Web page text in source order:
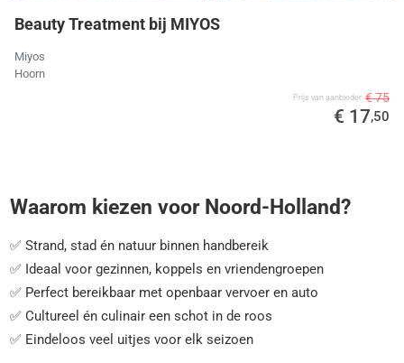
Beauty Treatment bij MIYOS
Miyos
Hoorn
Prijs van aanbieder € 75
€ 17,50
Waarom kiezen voor Noord-Holland?
✅ Strand, stad én natuur binnen handbereik
✅ Ideaal voor gezinnen, koppels en vriendengroepen
✅ Perfect bereikbaar met openbaar vervoer en auto
✅ Cultureel én culinair een schot in de roos
✅ Eindeloos veel uitjes voor elk seizoen